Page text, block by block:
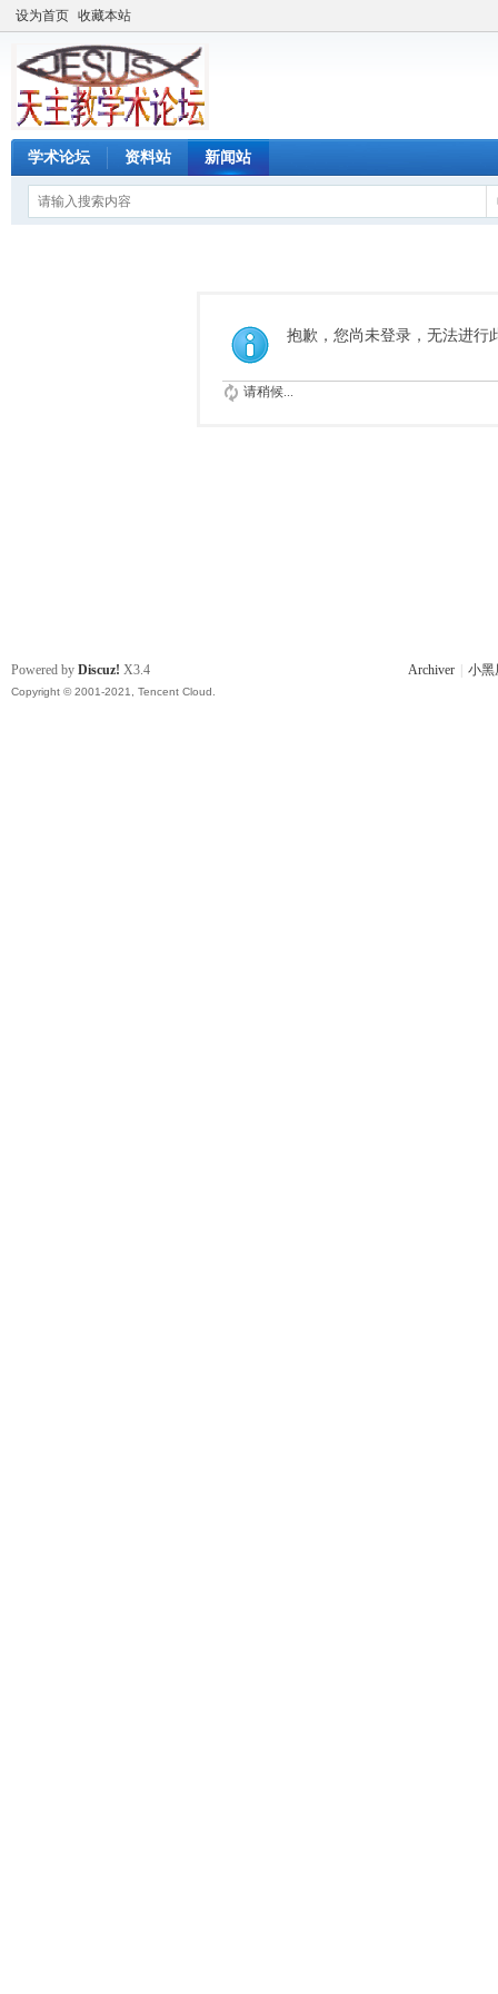
设为首页 收藏本站
学术论坛 资料站 新闻站
抱歉，您尚未登录，无法进行
请稍候...
Archiver 小黑
Powered by Discuz! X3.4
Copyright © 2001-2021, Tencent Cloud.